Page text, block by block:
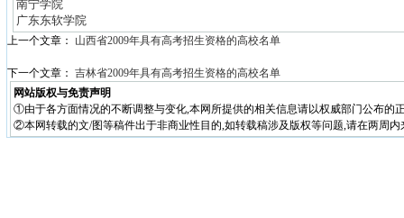
南宁学院
广东东软学院
上一个文章： 山西省2009年具有高考招生资格的高校名单
下一个文章： 吉林省2009年具有高考招生资格的高校名单
网站版权与免责声明
①由于各方面情况的不断调整与变化,本网所提供的相关信息请以权威部门公布的
②本网转载的文/图等稿件出于非商业性目的,如转载稿涉及版权等问题,请在两周内